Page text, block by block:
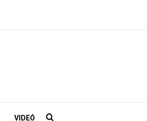
VIDEÓ Keresés: